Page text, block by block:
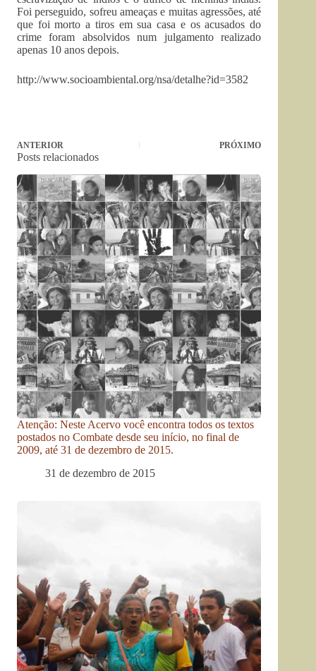
Foi perseguido, sofreu ameaças e muitas agressões, até
que foi morto a tiros em sua casa e os acusados do
crime foram absolvidos num julgamento realizado
apenas 10 anos depois.
http://www.socioambiental.org/nsa/detalhe?id=3582
ANTERIOR PRÓXIMO
Posts relacionados
Atenção: Neste Acervo você encontra todos os textos
postados no Combate desde seu início, no final de
2009, até 31 de dezembro de 2015.
31 de dezembro de 2015